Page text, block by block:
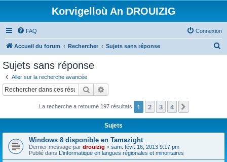
Korvigelloù An DROUIZIG
FAQ Connexion
Accueil du forum Rechercher Sujets sans réponse
c
Sujets sans réponse
Aller sur la recherche avancée
Rechercher
La recherche a retourné 197 résultats 1 2 3 4
Sujets
Windows 8 disponible en Tamazight
Dernier message par drouizig « sam. févr. 16, 2013 9:17 pm
Publié dans L'informatique en langues régionales et minoritaires